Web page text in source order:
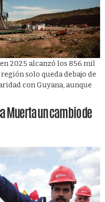
2025 alcanzó los 856 mil
solo queda debajo de
con Guyana, aunque
Muerta un cambio de